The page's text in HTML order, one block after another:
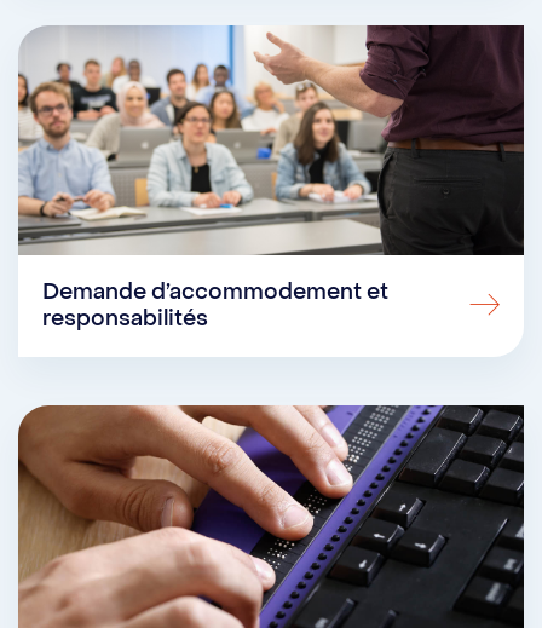
Demande d’accommodement et
responsabilités